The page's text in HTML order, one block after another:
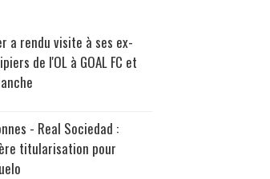
a rendu visite à ses ex-
de l'OL à GOAL FC et
- Real Sociedad :
titularisation pour